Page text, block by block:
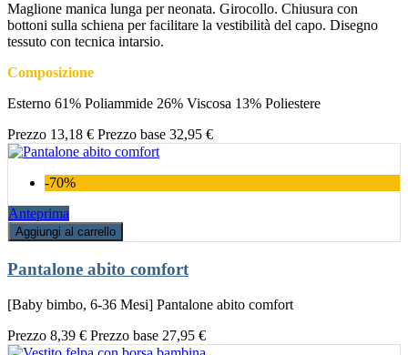
Maglione manica lunga per neonata. Girocollo. Chiusura con
bottoni sulla schiena per facilitare la vestibilità del capo. Disegno
tessuto con tecnica intarsio.
Composizione
Esterno 61% Poliammide 26% Viscosa 13% Poliestere
Prezzo 13,18 € Prezzo base 32,95 €
-70%
Anteprima
Aggiungi al carrello
Pantalone abito comfort
[Baby bimbo, 6-36 Mesi] Pantalone abito comfort
Prezzo 8,39 € Prezzo base 27,95 €